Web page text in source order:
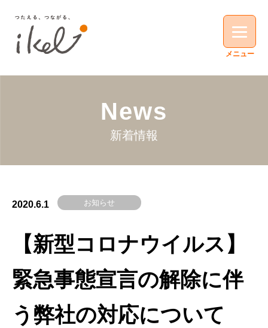
News
新着情報
2020.6.1 お知らせ
【新型コロナウイルス】
緊急事態宣言の解除に伴
う弊社の対応について